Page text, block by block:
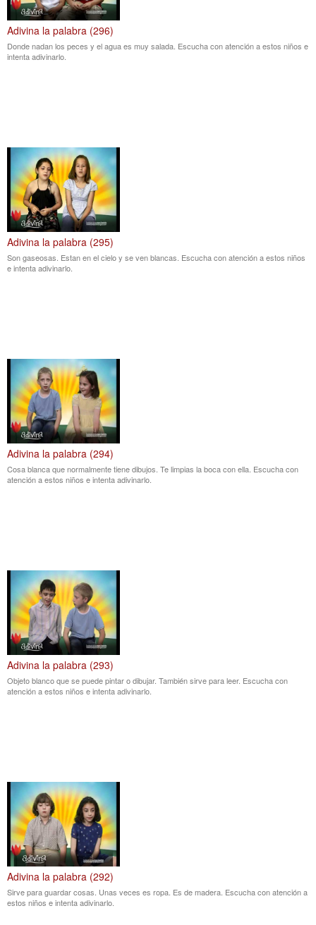
Adivina la palabra (296)
Donde nadan los peces y el agua es muy salada. Escucha con atención a estos niños e
intenta adivinarlo.
Adivina la palabra (295)
Son gaseosas. Estan en el cielo y se ven blancas. Escucha con atención a estos niños
e intenta adivinarlo.
Adivina la palabra (294)
Cosa blanca que normalmente tiene dibujos. Te limpias la boca con ella. Escucha con
atención a estos niños e intenta adivinarlo.
Adivina la palabra (293)
Objeto blanco que se puede pintar o dibujar. También sirve para leer. Escucha con
atención a estos niños e intenta adivinarlo.
Adivina la palabra (292)
Sirve para guardar cosas. Unas veces es ropa. Es de madera. Escucha con atención a
estos niños e intenta adivinarlo.